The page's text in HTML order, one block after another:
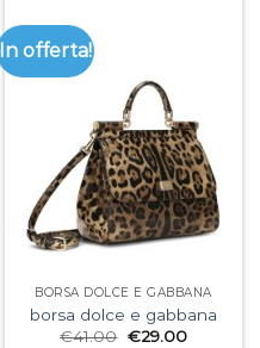
In offerta!
BORSA DOLCE E GABBANA
borsa dolce e gabbana
€41.00 €29.00